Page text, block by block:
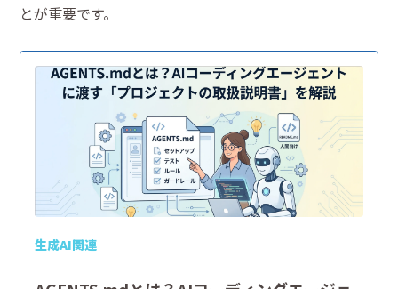
とが重要です。
生成AI関連